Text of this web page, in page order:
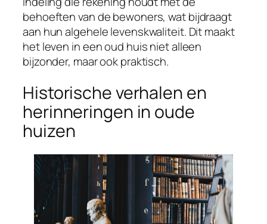
behoeften van de bewoners, wat bijdraagt
aan hun algehele levenskwaliteit. Dit maakt
het leven in een oud huis niet alleen
bijzonder, maar ook praktisch.
Historische verhalen en
herinneringen in oude
huizen